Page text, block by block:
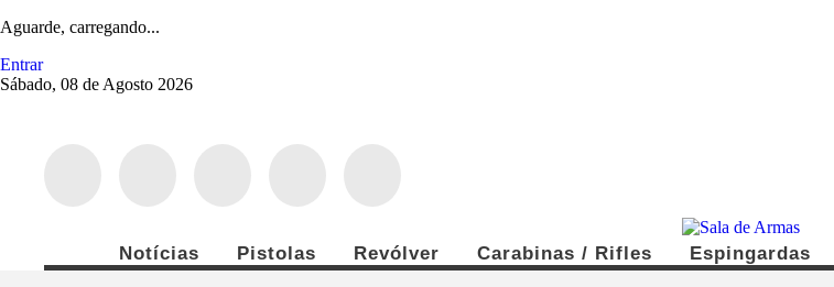
Aguarde, carregando...
Entrar
Sábado, 08 de Agosto 2026
Notícias Pistolas Revólver Carabinas / Rifles Espingardas